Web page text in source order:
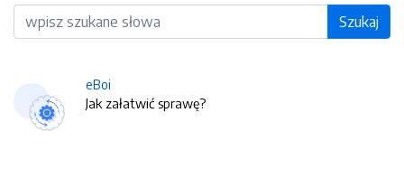
Wyszukiwarka Szukaj
eBoi
Jak załatwić sprawę?